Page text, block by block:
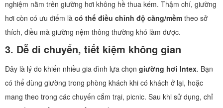
nghiệm nằm trên giường hơi không hề thua kém. Thậm chí, giường
hơi còn có ưu điểm là có thể điều chỉnh độ căng/mềm theo sở
thích, điều mà giường nệm thông thường khó làm được.
3. Dễ di chuyển, tiết kiệm không gian
Đây là lý do khiến nhiều gia đình lựa chọn giường hơi Intex. Bạn
có thể dùng giường trong phòng khách khi có khách ở lại, hoặc
mang theo trong các chuyến cắm trại, picnic. Sau khi sử dụng, chỉ